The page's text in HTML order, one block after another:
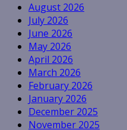
August 2026
July 2026
June 2026
May 2026
April 2026
March 2026
February 2026
January 2026
December 2025
November 2025